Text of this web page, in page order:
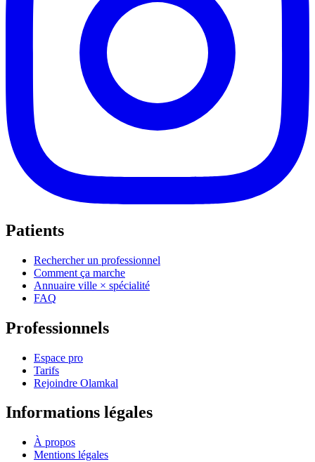
Patients
Rechercher un professionnel
Comment ça marche
Annuaire ville × spécialité
FAQ
Professionnels
Espace pro
Tarifs
Rejoindre Olamkal
Informations légales
À propos
Mentions légales